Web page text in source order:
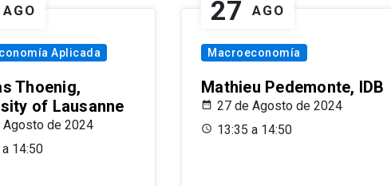
AGO
Aplicada
Thoenig,
of Lausanne
Agosto de 2024
14:50
27 AGO
Macroeconomía
Mathieu Pedemonte, IDB
27 de Agosto de 2024
13:35 a 14:50